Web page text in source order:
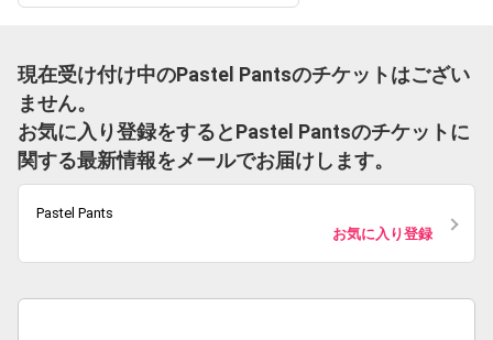
現在受け付け中のPastel Pantsのチケットはござい
ません。
お気に入り登録をするとPastel Pantsのチケットに
関する最新情報をメールでお届けします。
Pastel Pants
お気に入り登録